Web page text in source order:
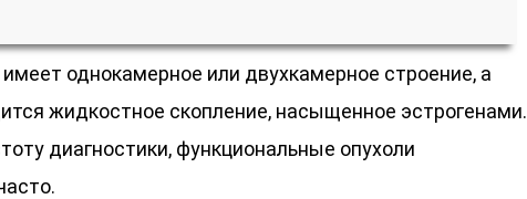
однокамерное или двухкамерное строение, а
жидкостное скопление, насыщенное эстрогенами.
диагностики, функциональные опухоли